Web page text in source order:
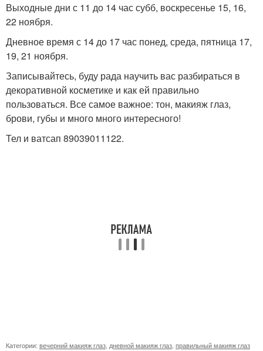
Выходные дни с 11 до 14 час субб, воскресенье 15, 16,
22 ноября.
Дневное время с 14 до 17 час понед, среда, пятница 17,
19, 21 ноября.
Записывайтесь, буду рада научить вас разбираться в
декоративной косметике и как ей правильно
пользоваться. Все самое важное: тон, макияж глаз,
брови, губы и много много интересного!
Тел и ватсап 89039011122.
Категории: вечерний макияж глаз дневной макияж глаз правильный макияж глаз